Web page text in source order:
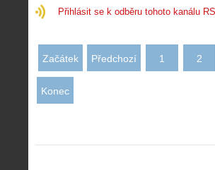
Přihlásit se k odběru tohoto kanálu
Začátek Předchozí 1 2
Konec
é
t
á
n
í
r
p
m
ž
d
é
h
d
n
: